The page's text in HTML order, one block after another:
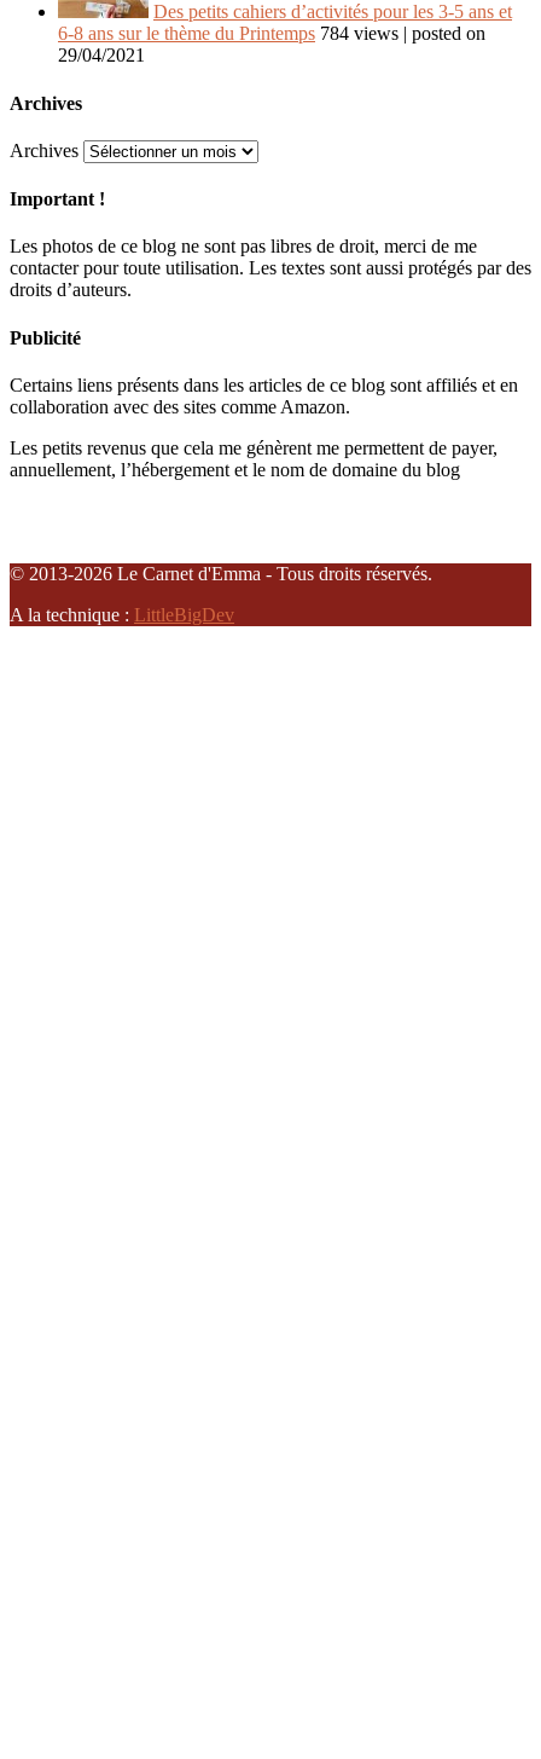
Des petits cahiers d’activités pour les 3-5 ans et
6-8 ans sur le thème du Printemps 784 views | posted on
29/04/2021
Archives
Archives
Important !
Les photos de ce blog ne sont pas libres de droit, merci de me
contacter pour toute utilisation. Les textes sont aussi protégés par des
droits d’auteurs.
Publicité
Certains liens présents dans les articles de ce blog sont affiliés et en
collaboration avec des sites comme Amazon.
Les petits revenus que cela me génèrent me permettent de payer,
annuellement, l’hébergement et le nom de domaine du blog
© 2013-2026 Le Carnet d'Emma - Tous droits réservés.
A la technique : LittleBigDev